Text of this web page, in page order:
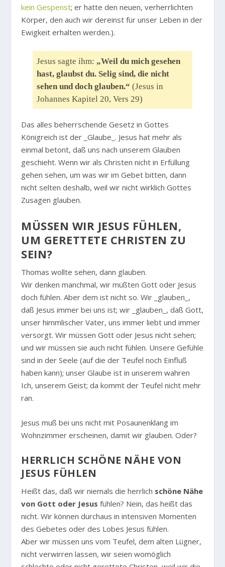
kein Gespenst; er hatte den neuen, verherrlichten
Körper, den auch wir dereinst für unser Leben in der
Ewigkeit erhalten werden.).
Jesus sagte ihm: „Weil du mich gesehen
hast, glaubst du. Selig sind, die nicht
sehen und doch glauben.“ (Jesus in
Johannes Kapitel 20, Vers 29)
Das alles beherrschende Gesetz in Gottes
Königreich ist der _Glaube_. Jesus hat mehr als
einmal betont, daß uns nach unserem Glauben
geschieht. Wenn wir als Christen nicht in Erfüllung
gehen sehen, um was wir im Gebet bitten, dann
nicht selten deshalb, weil wir nicht wirklich Gottes
Zusagen glauben.
MÜSSEN WIR JESUS FÜHLEN,
UM GERETTETE CHRISTEN ZU
SEIN?
Thomas wollte sehen, dann glauben.
Wir denken manchmal, wir müßten Gott oder Jesus
doch fühlen. Aber dem ist nicht so. Wir _glauben_,
daß Jesus immer bei uns ist; wir _glauben_, daß Gott,
unser himmlischer Vater, uns immer liebt und immer
versorgt. Wir müssen Gott oder Jesus nicht sehen;
und wir müssen sie auch nicht fühlen. Unsere Gefühle
sind in der Seele (auf die der Teufel noch Einfluß
haben kann); unser Glaube ist in unserem wahren
Ich, unserem Geist; da kommt der Teufel nicht mehr
ran.
Jesus muß bei uns nicht mit Posaunenklang im
Wohnzimmer erscheinen, damit wir glauben. Oder?
HERRLICH SCHÖNE NÄHE VON
JESUS FÜHLEN
Heißt das, daß wir niemals die herrlich schöne Nähe
von Gott oder Jesus fühlen? Nein, das heißt das
nicht. Wir können durchaus in intensiven Momenten
des Gebetes oder des Lobes Jesus fühlen.
Aber wir müssen uns vom Teufel, dem alten Lügner,
nicht verwirren lassen, wir seien womöglich